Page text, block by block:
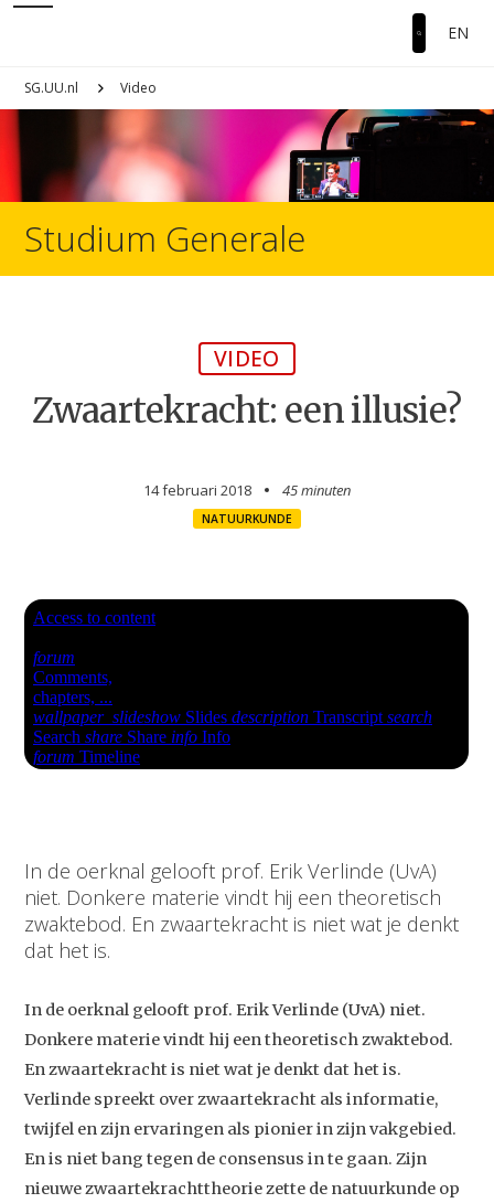
EN
SG.UU.nl Video
Studium Generale
VIDEO
Zwaartekracht: een illusie?
14 februari 2018 45 minuten
NATUURKUNDE
In de oerknal gelooft prof. Erik Verlinde (UvA)
niet. Donkere materie vindt hij een theoretisch
zwaktebod. En zwaartekracht is niet wat je denkt
dat het is.
In de oerknal gelooft prof. Erik Verlinde (UvA) niet.
Donkere materie vindt hij een theoretisch zwaktebod.
En zwaartekracht is niet wat je denkt dat het is.
Verlinde spreekt over zwaartekracht als informatie,
twijfel en zijn ervaringen als pionier in zijn vakgebied.
En is niet bang tegen de consensus in te gaan. Zijn
nieuwe zwaartekrachttheorie zette de natuurkunde op